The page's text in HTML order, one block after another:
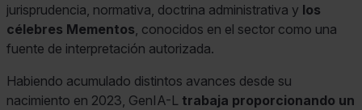
jurisprudencia, normativa, doctrina administrativa y los
célebres Mementos , conocidos en el sector como una
fuente de interpretación autorizada.
Habiendo acumulado distintos avances desde su
nacimiento en 2023, GenIA-L trabaja proporcionando un